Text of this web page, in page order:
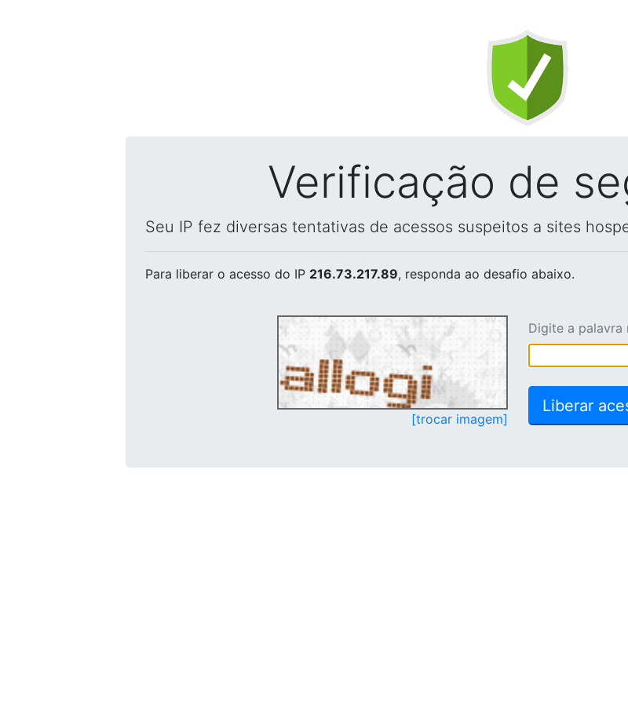
Verificação de
Seu IP fez diversas tentativas de acessos suspeitos a sites
Para liberar o acesso do IP 216.73.217.89, responda ao desafio abaixo.
[trocar imagem]
Digite a palavra